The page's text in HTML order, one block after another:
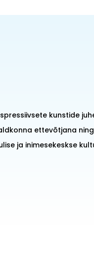
kunstide
ettevõtjana
ja inimesekeskse